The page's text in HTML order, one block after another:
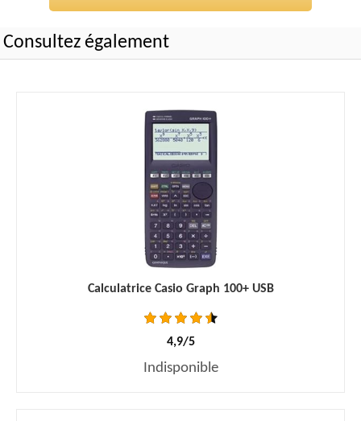
Consultez également
Calculatrice Casio Graph 100+ USB
4,9/5
Indisponible